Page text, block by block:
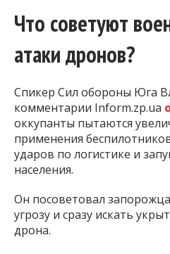
Что советуют
атаки дронов?
Спикер Сил обороны Юга
комментарии Inform.zp.ua
оккупанты пытаются
применения
ударов по логистике и
населения.
Он посоветовал
угрозу и сразу искать
дрона.